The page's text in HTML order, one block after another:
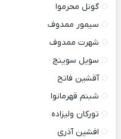
گونل محرموا
سیمور ممدوف
شهرت ممدوف
سویل سوینج
آقشین فاتح
شبنم قهرمانوا
تورکان ولیزاده
افشین آذری